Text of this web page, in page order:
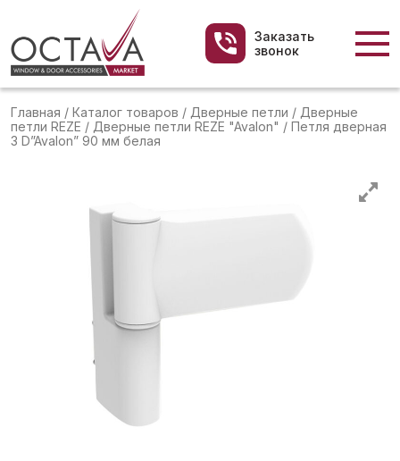
Заказать
звонок
Главная / Каталог товаров / Дверные петли / Дверные
петли REZE / Дверные петли REZE "Avalon" / Петля дверная
3 D”Avalon” 90 мм белая